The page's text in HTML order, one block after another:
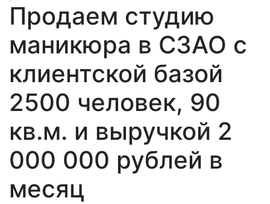
Продаем студию
маникюра в СЗАО с
клиентской базой
2500 человек, 90
кв.м. и выручкой 2
000 000 рублей в
месяц